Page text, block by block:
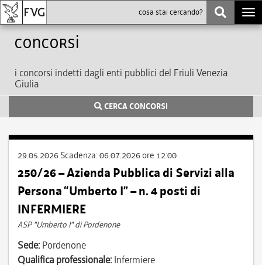
Concorsi
i concorsi indetti dagli enti pubblici del Friuli Venezia
Giulia
CERCA CONCORSI
29.05.2026 Scadenza: 06.07.2026 ore 12:00
250/26 – Azienda Pubblica di Servizi alla
Persona “Umberto I” – n. 4 posti di
INFERMIERE
ASP "Umberto I" di Pordenone
Sede: Pordenone
Qualifica professionale: Infermiere